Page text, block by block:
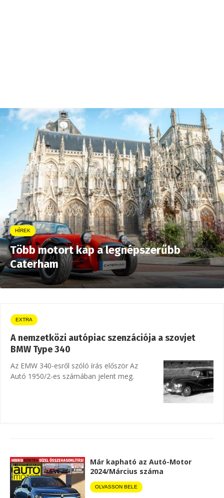
HÍREK
Több motort kap a legnépszerűbb
Caterham
EXTRA
A nemzetközi autópiac szenzációja a szovjet
BMW Type 340
Az EMW 340-esről szóló írás először Az
Autó 1950/2-es számában jelent meg.
Már kapható az Autó-Motor
2024/Március száma
OLVASSON BELE